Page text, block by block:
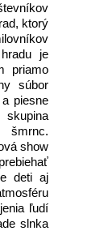
ktorý
je
priamo
súbor
piesne
šmrnc.
show
deti aj
ľudí
slnka